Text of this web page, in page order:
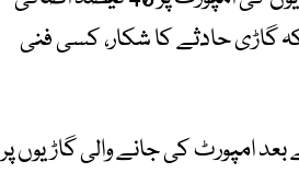
گاڑی حادثے کا شکار، کسی فنی
کا اطلاق آئندہ مالی سال یعنی جولائی 2026 کے بعد امپورٹ کی جانے والی گاڑیوں پر